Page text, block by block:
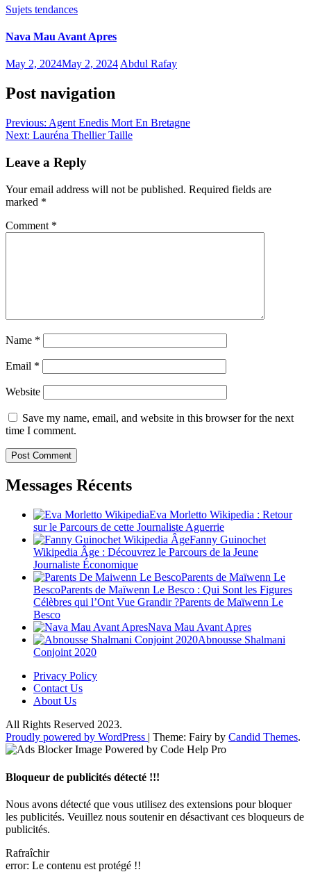
Sujets tendances
Nava Mau Avant Apres
May 2, 2024May 2, 2024 Abdul Rafay
Post navigation
Previous: Agent Enedis Mort En Bretagne
Next: Lauréna Thellier Taille
Leave a Reply
Your email address will not be published. Required fields are
marked *
Comment *
Name *
Email *
Website
Save my name, email, and website in this browser for the next
time I comment.
Messages Récents
Eva Morletto Wikipedia : Retour
sur le Parcours de cette Journaliste Aguerrie
Fanny Guinochet
Wikipedia Âge : Découvrez le Parcours de la Jeune
Journaliste Économique
Parents de Maïwenn Le
BescoParents de Maïwenn Le Besco : Qui Sont les Figures
Célèbres qui l’Ont Vue Grandir ?Parents de Maïwenn Le
Besco
Nava Mau Avant Apres
Abnousse Shalmani
Conjoint 2020
Privacy Policy
Contact Us
About Us
All Rights Reserved 2023.
Proudly powered by WordPress | Theme: Fairy by Candid Themes.
Bloqueur de publicités détecté !!!
Nous avons détecté que vous utilisez des extensions pour bloquer
les publicités. Veuillez nous soutenir en désactivant ces bloqueurs de
publicités.
Rafraîchir
error: Le contenu est protégé !!